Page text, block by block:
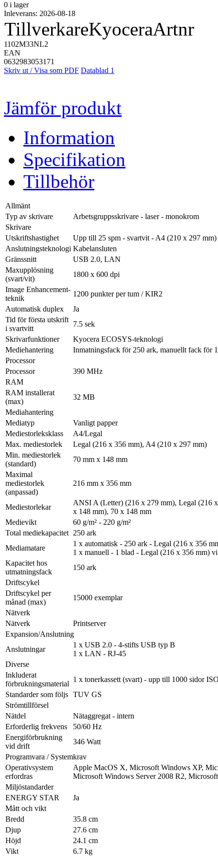
0 i lager
Inleverans: 2026-08-18
TillverkareKyoceraArtnr
1102M33NL2
EAN
0632983053171
Skriv ut / Visa som PDF Datablad 1
Jämför produkt
Information
Specifikation
Tillbehör
Allmänt
Typ av skrivare
Arbetsgruppsskrivare - laser - monokrom
Skrivare
Utskriftshastighet
Upp till 25 spm - svartvit - A4 (210 x 297 mm)
Anslutningsteknologi Kabelansluten
Gränssnitt
USB 2.0, LAN
Maxupplösning
(svart/vit)
1800 x 600 dpi
Image Enhancement-
teknik
1200 punkter per tum / KIR2
Automatisk duplex
Ja
Tid för första utskrift
i svartvitt
7.5 sek
Skrivarfunktioner
Kyocera ECOSYS-teknologi
Mediehantering
Inmatningsfack för 250 ark, manuellt fack för
Processor
Processor
390 MHz
RAM
RAM installerat
(max)
32 MB
Mediahantering
Mediatyp
Vanligt papper
Mediestorleksklass
A4/Legal
Max. mediestorlek
Legal (216 x 356 mm), A4 (210 x 297 mm)
Min. mediestorlek
(standard)
70 mm x 148 mm
Maximal
mediestorlek
(anpassad)
216 mm x 356 mm
Mediestorlekar
ANSI A (Letter) (216 x 279 mm), Legal (216
x 148 mm), 70 x 148 mm
Medievikt
60 g/m² - 220 g/m²
Total mediekapacitet 250 ark
Mediamatare
1 x automatisk - 250 ark - Legal (216 x 356
1 x manuell - 1 blad - Legal (216 x 356 mm)
Kapacitet hos
utmatningsfack
150 ark
Driftscykel
Driftscykel per
månad (max)
15000 exemplar
Nätverk
Nätverk
Printserver
Expansion/Anslutning
Anslutningar
1 x USB 2.0 - 4-stifts USB typ B
1 x LAN - RJ-45
Diverse
Inkluderat
förbrukningsmaterial
1 x tonerkassett (svart) - upp till 1000 sidor
Standarder som följs TUV GS
Strömtillförsel
Nätdel
Nätaggregat - intern
Erforderlig frekvens
50/60 Hz
Energiförbrukning
vid drift
346 Watt
Programvara / Systemkrav
Operativsystem
erfordras
Apple MacOS X, Microsoft Windows XP,
Microsoft Windows Server 2008 R2,
Miljöstandarder
ENERGY STAR
Ja
Mått och vikt
Bredd
35.8 cm
Djup
27.6 cm
Höjd
24.1 cm
Vikt
6.7 kg